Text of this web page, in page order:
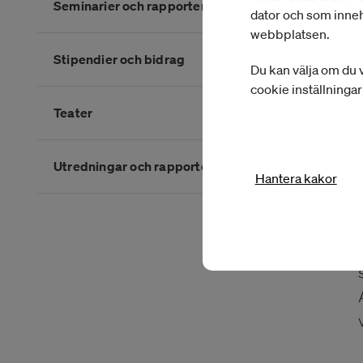
Seminarier och rapporter
Stipendier och bidrag
Teater
Utredningar och rapporter
dator och som
webbplatsen.
Du kan välja om
cookie
Hantera kakor